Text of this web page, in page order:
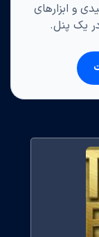
و ابزارهای
یک پنل.